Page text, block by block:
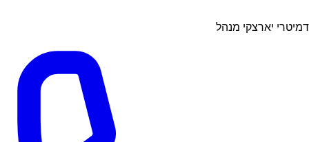
דמיטרי יארצקי מנהל